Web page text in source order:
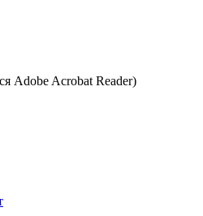
Adobe Acrobat Reader)